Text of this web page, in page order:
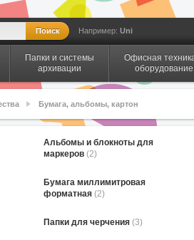
Например: Uni
Папки и системы
архивации
Офисная
оборудование
Бумага, альбомы, картон
Альбомы и блокноты для
маркеров (2)
Бумага миллимитровая
форматная (2)
Папки для черчения (3)